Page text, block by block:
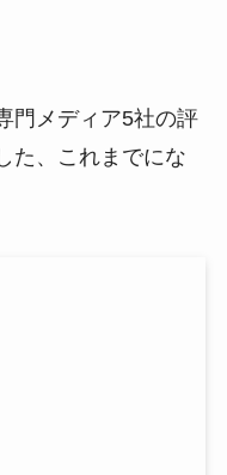
門メディア5社の評
た、これまでにな